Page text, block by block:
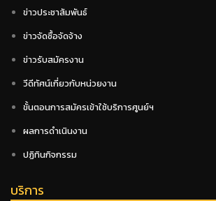
ข่าวประชาสัมพันธ์
ข่าวจัดซื้อจัดจ้าง
ข่าวรับสมัครงาน
วีดีทัศน์เกี่ยวกับหน่วยงาน
ขั้นตอนการสมัครเข้าใช้บริการศูนย์ฯ
ผลการดำเนินงาน
ปฏิทินกิจกรรม
บริการ